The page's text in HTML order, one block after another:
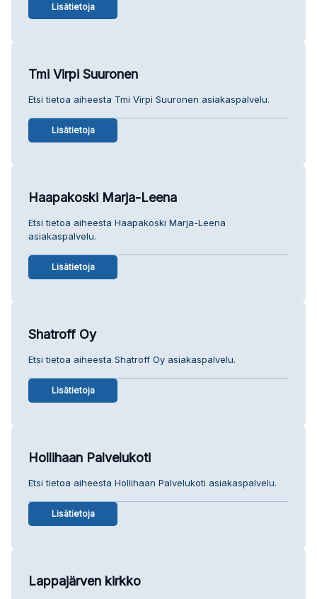
Lisätietoja
Tmi Virpi Suuronen
Etsi tietoa aiheesta Tmi Virpi Suuronen asiakaspalvelu.
Lisätietoja
Haapakoski Marja-Leena
Etsi tietoa aiheesta Haapakoski Marja-Leena
asiakaspalvelu.
Lisätietoja
Shatroff Oy
Etsi tietoa aiheesta Shatroff Oy asiakaspalvelu.
Lisätietoja
Hollihaan Palvelukoti
Etsi tietoa aiheesta Hollihaan Palvelukoti asiakaspalvelu.
Lisätietoja
Lappajärven kirkko